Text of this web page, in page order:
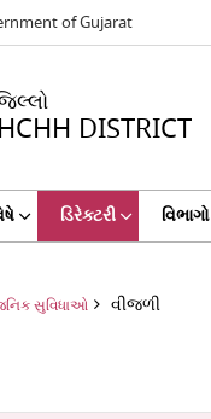
of Gujarat
DISTRICT
ડિરેક્ટરી વિભાગો
સુવિધાઓ વીજળી